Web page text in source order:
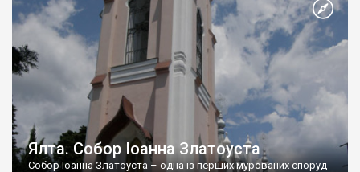
Ялта. Собор Іоанна Златоуста
Собор Іоанна Златоуста – одна із перших мурованих споруд